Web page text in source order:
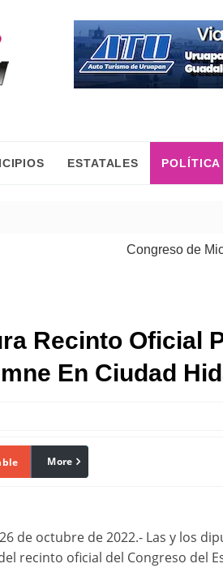
ESTATALES POLÍTICA
Congreso de
Recinto Oficial
En Ciudad
linkedin
More
de octubre de 2022.- Las y los
recinto oficial del Congreso del